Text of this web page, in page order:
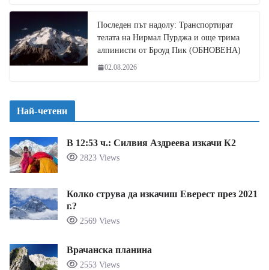
Последен път надолу: Транспортират
телата на Нирмал Пурджа и още трима
алпинисти от Броуд Пик (ОБНОВЕНА)
02.08.2026
Най-четени
В 12:53 ч.: Силвия Аздреева изкачи К2
2823 Views
Колко струва да изкачиш Еверест през 2021
г.?
2569 Views
Врачанска планина
2553 Views